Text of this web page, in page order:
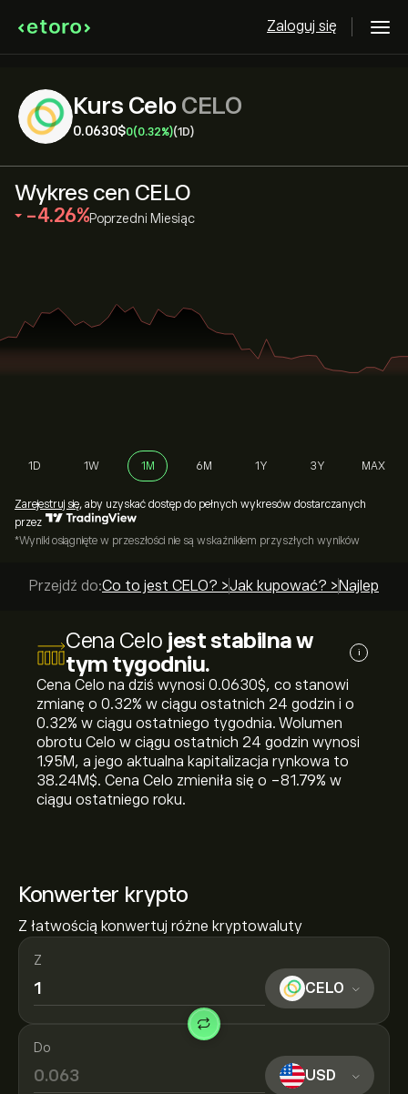
Zaloguj się
Kurs CeloCELO
0.0630‎$‎0(0.32%)(1D)
Konwerter krypto
Z łatwością konwertuj różne kryptowaluty
Z
CELO
Do
USD
Wykres cen CELO
‎-4.26‎ Poprzedni Miesiąc
1D 1W 1M 6M 1Y 3Y MAX
Zarejestruj się, aby uzyskać dostęp do pełnych wykresów dostarczanych
przez
*Wyniki osiągnięte w przeszłości nie są wskaźnikiem przyszłych wyników
Przejdź do:Co to jest CELO? >Jak kupować? > Najlepsi
Cena Celo jest stabilna w
tym tygodniu.
i
Cena Celo na dziś wynosi 0.0630‎$‎, co stanowi
zmianę o ‎0.32‎% w ciągu ostatnich 24 godzin i o
‎0.32‎% w ciągu ostatniego tygodnia. Wolumen
obrotu Celo w ciągu ostatnich 24 godzin wynosi
1.95M, a jego aktualna kapitalizacja rynkowa to
38.24M‎$‎. Cena Celo zmieniła się o ‎-81.79‎% w
ciągu ostatniego roku.